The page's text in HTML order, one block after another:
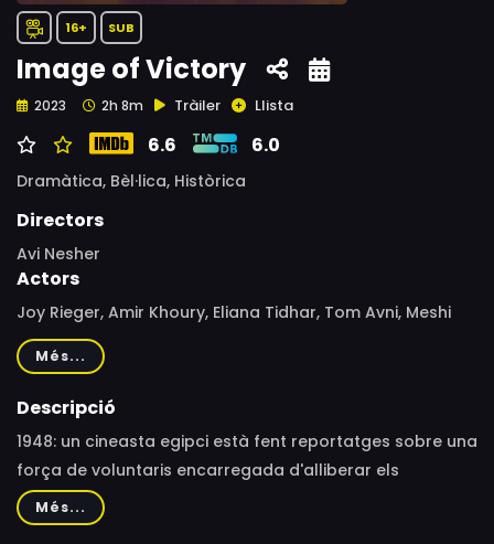
16+ SUB
Image of Victory
2023 2h 8m Tràiler Llista
6.6 6.0
Dramàtica, Bèl·lica, Històrica
Directors
Avi Nesher
Actors
Joy Rieger, Amir Khoury, Eliana Tidhar, Tom Avni, Meshi
Kleinstein, Ala Dakka, Yadin Gellman, Neta Roth, Elad Levi,
Elisha Banai, Nir Knaan, Abdallah El Akal, Adam Gabai,
Kamal Zaid, Gil Cohen, Hisham Suliman, Amit Moresht,
Sohar, Mozart Kteilat, Noam Segal, Lear Issa, Dean
Gerber, Omer Moshkovitz, Golan Gross, Paulo E. Moura,
Noam Shenhav
Més...
Descripció
1948: un cineasta egipci està fent reportatges sobre una
força de voluntaris encarregada d'alliberar els
camperols palestins. El viatge el porta a trobar-se per
casualitat amb un jove i tenaç líder d'una comuna
Més...